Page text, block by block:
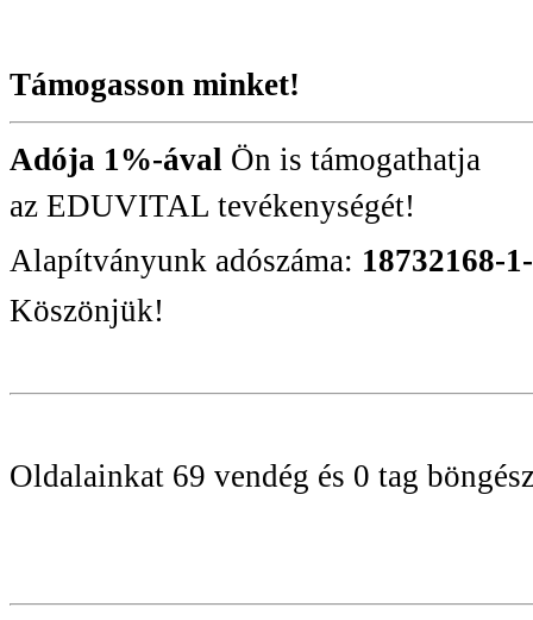
Támogasson minket!
Adója 1%-ával Ön is támogathatja
az EDUVITAL tevékenységét!
Alapítványunk adószáma: 18732168-
Köszönjük!
Oldalainkat 69 vendég és 0 tag